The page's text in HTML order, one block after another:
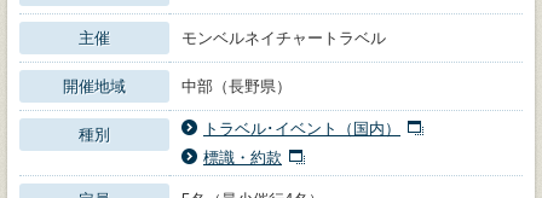
主催 モンベルネイチャートラベル
開催地域 中部（長野県）
種別
トラベル･イベント（国内）
標識・約款